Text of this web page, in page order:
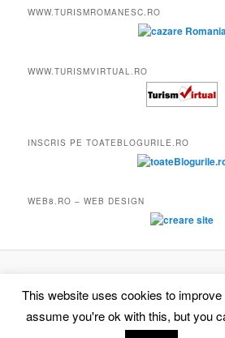
WWW.TURISMROMANESC.RO
WWW.TURISMVIRTUAL.RO
INSCRIS PE TOATEBLOGURILE.RO
WEB8.RO – WEB DESIGN
This website uses cookies to
assume you're ok with this, but you